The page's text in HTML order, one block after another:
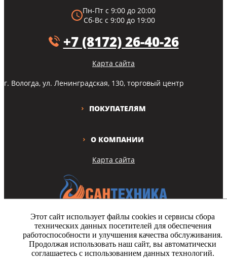
Copyright © Все права защищены
На этом сайте используются файлы cookie. Продолжая просмотр
сайта, вы разрешаете их использование.
Карта сайта
О КОМПАНИИ
ПОКУПАТЕЛЯМ
Пн-Пт с 9:00 до 20:00
Сб-Вс с 9:00 до 19:00
+7 (8172) 26-40-26
Карта сайта
г. Вологда, ул. Ленинградская, 130, торговый центр
Этот сайт использует файлы cookies и сервисы сбора
технических данных посетителей для обеспечения
работоспособности и улучшения качества обслуживания.
Продолжая использовать наш сайт, вы автоматически
соглашаетесь с использованием данных технологий.